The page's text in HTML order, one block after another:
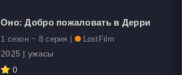
Оно: Добро пожаловать в Дерри
1 сезон ~ 8 серия | LostFilm
2025 | ужасы
0